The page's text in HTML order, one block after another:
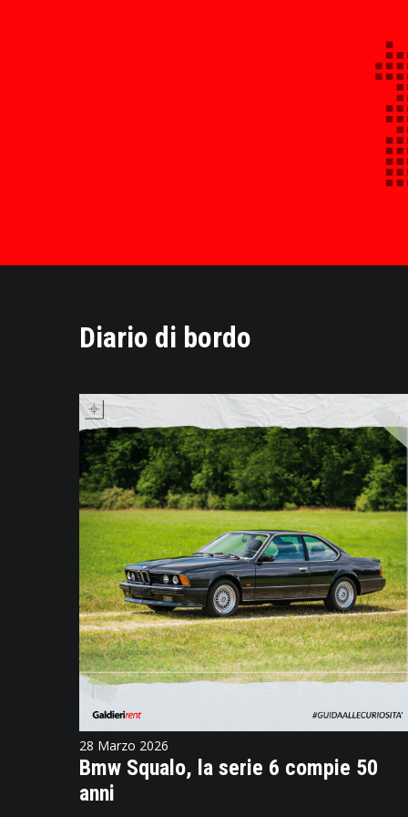
Diario di bordo
28 Marzo 2026
Bmw Squalo, la serie 6 compie 50
anni